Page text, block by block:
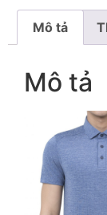
Mô tả
Mô tả